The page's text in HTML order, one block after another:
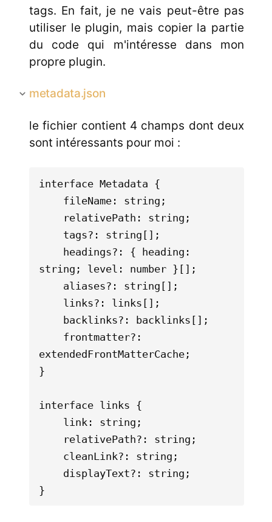
tags. En fait, je ne vais peut-être pas
utiliser le plugin, mais copier la partie
du code qui m'intéresse dans mon
propre plugin.
metadata.json
le fichier contient 4 champs dont deux
sont intéressants pour moi :
interface Metadata {
string; level: number }[];
extendedFrontMatterCache;
}
interface links {